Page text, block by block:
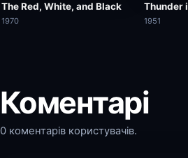
The Red, White, and Black
1970
Thunder
1951
Коментарі
0 коментарів користувачів.